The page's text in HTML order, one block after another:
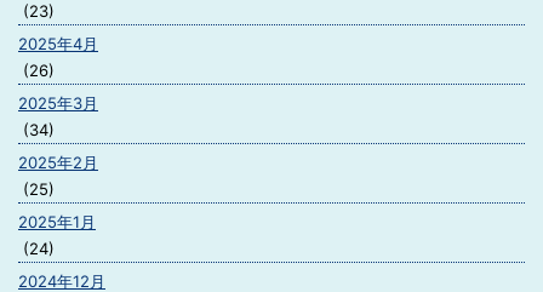
(23)
2025年4月
(26)
2025年3月
(34)
2025年2月
(25)
2025年1月
(24)
2024年12月